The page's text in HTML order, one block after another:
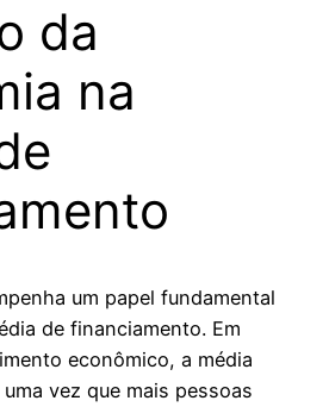
da
na
um papel fundamental
de financiamento. Em
econômico, a média
vez que mais pessoas